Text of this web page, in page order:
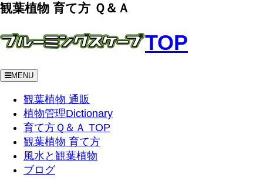
観葉植物 育て方 Ｑ＆Ａ
TOP
MENU
観葉植物 通販
植物管理Dictionary
育て方Ｑ＆Ａ TOP
観葉植物 育て方
風水と観葉植物
ブログ